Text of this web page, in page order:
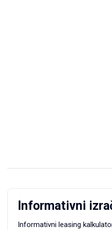
Informativni
Informativni leasing